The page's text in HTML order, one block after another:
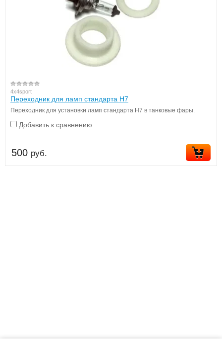
4x4sport
Переходник для ламп стандарта H7
Переходник для установки ламп стандарта H7 в танковые фары.
Добавить к сравнению
500 руб.